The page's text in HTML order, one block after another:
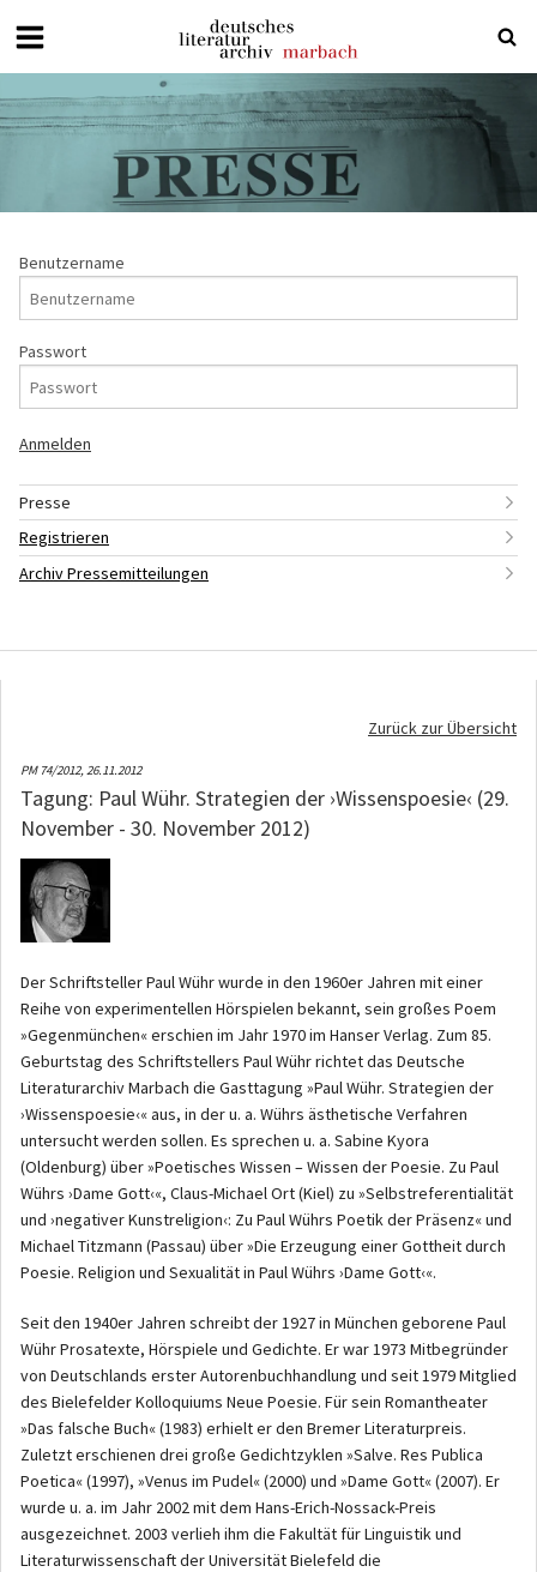
Deutsches
Literaturarchiv
Marbach
Benutzername
Passwort
Presse
Registrieren
Archiv Pressemitteilungen
Zurück zur Übersicht
PM 74/2012, 26.11.2012
Tagung: Paul Wühr. Strategien der ›Wissenspoesie‹ (29.
November - 30. November 2012)
Der Schriftsteller Paul Wühr wurde in den 1960er Jahren mit einer
Reihe von experimentellen Hörspielen bekannt, sein großes Poem
»Gegenmünchen« erschien im Jahr 1970 im Hanser Verlag. Zum 85.
Geburtstag des Schriftstellers Paul Wühr richtet das Deutsche
Literaturarchiv Marbach die Gasttagung »Paul Wühr. Strategien der
›Wissenspoesie‹« aus, in der u. a. Wührs ästhetische Verfahren
untersucht werden sollen. Es sprechen u. a. Sabine Kyora
(Oldenburg) über »Poetisches Wissen – Wissen der Poesie. Zu Paul
Wührs ›Dame Gott‹«, Claus-Michael Ort (Kiel) zu »Selbstreferentialität
und ›negativer Kunstreligion‹: Zu Paul Wührs Poetik der Präsenz« und
Michael Titzmann (Passau) über »Die Erzeugung einer Gottheit durch
Poesie. Religion und Sexualität in Paul Wührs ›Dame Gott‹«.
Seit den 1940er Jahren schreibt der 1927 in München geborene Paul
Wühr Prosatexte, Hörspiele und Gedichte. Er war 1973 Mitbegründer
von Deutschlands erster Autorenbuchhandlung und seit 1979 Mitglied
des Bielefelder Kolloquiums Neue Poesie. Für sein Romantheater
»Das falsche Buch« (1983) erhielt er den Bremer Literaturpreis.
Zuletzt erschienen drei große Gedichtzyklen »Salve. Res Publica
Poetica« (1997), »Venus im Pudel« (2000) und »Dame Gott« (2007). Er
wurde u. a. im Jahr 2002 mit dem Hans-Erich-Nossack-Preis
ausgezeichnet. 2003 verlieh ihm die Fakultät für Linguistik und
Literaturwissenschaft der Universität Bielefeld die